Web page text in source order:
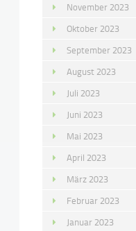
November 2023
Oktober 2023
September 2023
August 2023
Juli 2023
Juni 2023
Mai 2023
April 2023
März 2023
Februar 2023
Januar 2023